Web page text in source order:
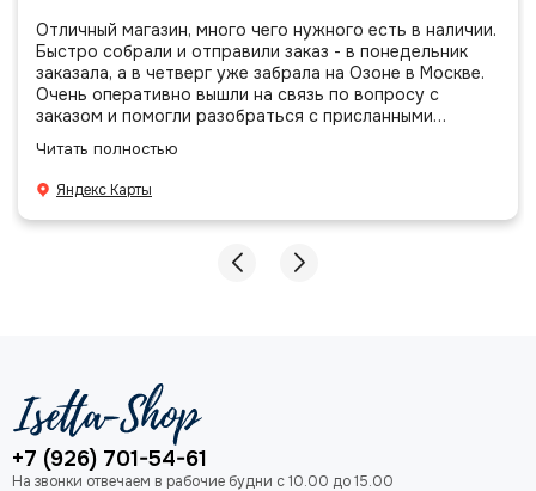
Отличный магазин, много чего нужного есть в наличии.
Быстро собрали и отправили заказ - в понедельник
заказала, а в четверг уже забрала на Озоне в Москве.
Очень оперативно вышли на связь по вопросу с
заказом и помогли разобраться с присланными
даже есть подарочек, очень приятно. Спасибо
большое команде!
Читать полностью
Яндекс Карты
+7 (926) 701-54-61